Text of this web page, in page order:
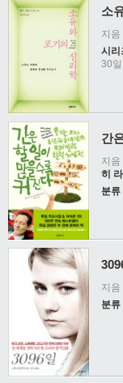
소
지음
시리
30일
간
지음
히
분류
지음
분류